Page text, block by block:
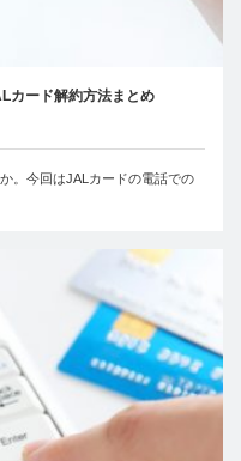
カード解約方法まとめ
。今回はJALカードの電話での